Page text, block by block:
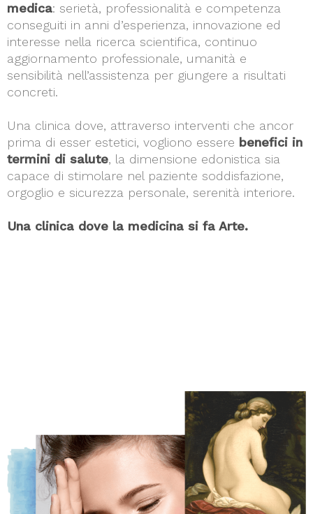
medica: serietà, professionalità e competenza
conseguiti in anni d’esperienza, innovazione ed
interesse nella ricerca scientifica, continuo
aggiornamento professionale, umanità e
sensibilità nell’assistenza per giungere a risultati
concreti.
Una clinica dove, attraverso interventi che ancor
prima di esser estetici, vogliono essere benefici in
termini di salute, la dimensione edonistica sia
capace di stimolare nel paziente soddisfazione,
orgoglio e sicurezza personale, serenità interiore.
Una clinica dove la medicina si fa Arte.